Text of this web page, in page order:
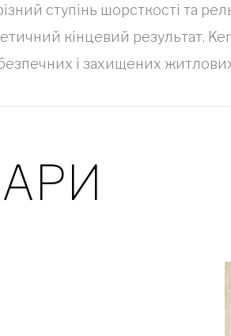
ступінь шорсткості та
кінцевий результат.
і захищених